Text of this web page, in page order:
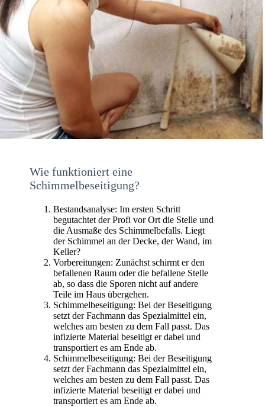
Wie funktioniert eine
Schimmelbeseitigung?
Bestandsanalyse: Im ersten Schritt
begutachtet der Profi vor Ort die Stelle und
die Ausmaße des Schimmelbefalls. Liegt
der Schimmel an der Decke, der Wand, im
Keller?
Vorbereitungen: Zunächst schirmt er den
befallenen Raum oder die befallene Stelle
ab, so dass die Sporen nicht auf andere
Teile im Haus übergehen.
Schimmelbeseitigung: Bei der Beseitigung
setzt der Fachmann das Spezialmittel ein,
welches am besten zu dem Fall passt. Das
infizierte Material beseitigt er dabei und
transportiert es am Ende ab.
Schimmelbeseitigung: Bei der Beseitigung
setzt der Fachmann das Spezialmittel ein,
welches am besten zu dem Fall passt. Das
infizierte Material beseitigt er dabei und
transportiert es am Ende ab.